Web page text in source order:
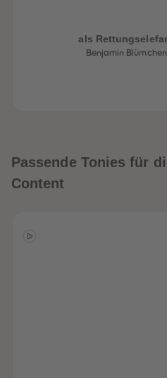
als
Benjamin Blümchen
Passende Tonies für
Content